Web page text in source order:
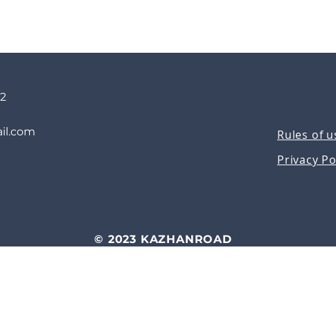
Rules of
Privacy
© 2023 KAZHANROAD